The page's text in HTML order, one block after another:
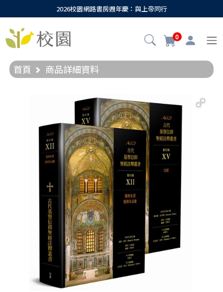
2026校園網路書房週年慶：與上帝同行
0
首頁 商品詳細資料